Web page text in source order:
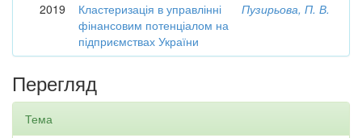
2019
Кластеризація в управлінні
фінансовим потенціалом на
підприємствах України
Пузирьова, П. В.
Перегляд
Тема